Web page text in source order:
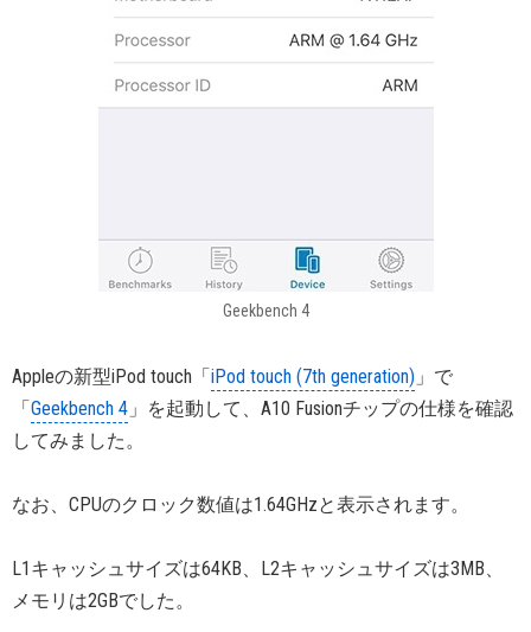
Geekbench 4
Appleの新型iPod touch「iPod touch (7th generation) 」で
「Geekbench 4 」を起動して、A10 Fusionチップの仕様を確認
してみました。
なお、CPUのクロック数値は1.64GHzと表示されます。
L1キャッシュサイズは64KB、L2キャッシュサイズは3MB、
メモリは2GBでした。